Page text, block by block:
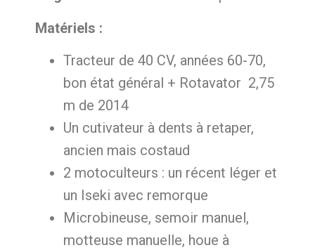
Matériels :
Tracteur de 40 CV, années 60-70,
bon état général + Rotavator 2,75
m de 2014
Un cutivateur à dents à retaper,
ancien mais costaud
2 motoculteurs : un récent léger et
un Iseki avec remorque
Microbineuse, semoir manuel,
motteuse manuelle, houe à